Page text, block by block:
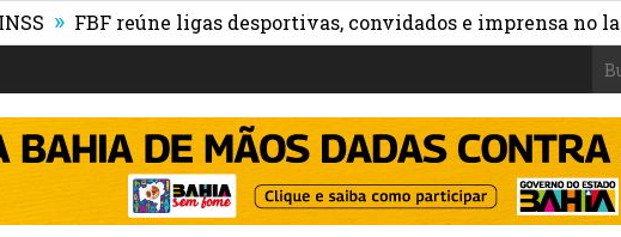
FBF reúne ligas desportivas, convidados e imprensa no